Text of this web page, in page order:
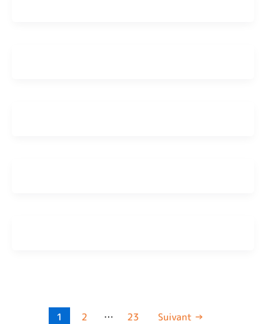
1 2 … 23 Suivant →